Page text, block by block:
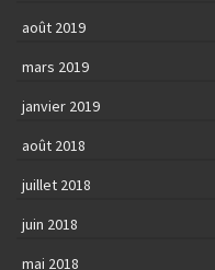
août 2019
mars 2019
janvier 2019
août 2018
juillet 2018
juin 2018
mai 2018